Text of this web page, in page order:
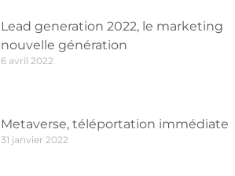
Lead generation 2022, le marketing
nouvelle génération
6 avril 2022
Metaverse, téléportation immédiate
31 janvier 2022